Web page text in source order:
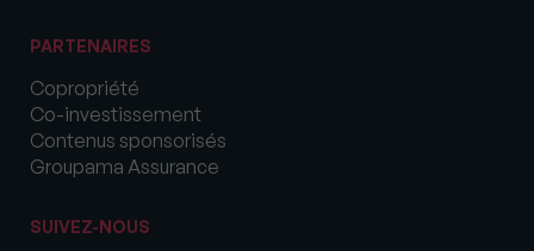
PARTENAIRES
Copropriété
Co-investissement
Contenus sponsorisés
Groupama Assurance
SUIVEZ-NOUS